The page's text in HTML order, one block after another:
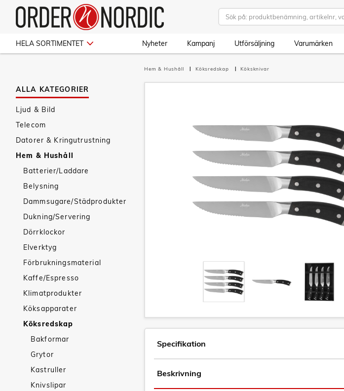
HELA SORTIMENTET Nyheter Kampanj Utförsäljning Varumärken
ALLA KATEGORIER
Ljud & Bild
Telecom
Datorer & Kringutrustning
Hem & Hushåll
Batterier/Laddare
Belysning
Dammsugare/Städprodukter
Dukning/Servering
Dörrklockor
Elverktyg
Förbrukningsmaterial
Kaffe/Espresso
Klimatprodukter
Köksapparater
Köksredskap
Bakformar
Grytor
Kastruller
Knivslipar
Hem & Hushåll Köksredskap Köksknivar
Specifikation
Beskrivning